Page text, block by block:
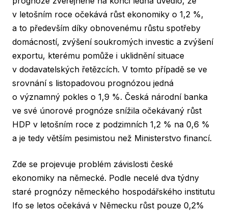
v letošním roce očekává růst ekonomiky o 1,2 %,
a to především díky obnovenému růstu spotřeby
domácností, zvýšení soukromých investic a zvýšení
exportu, kterému pomůže i uklidnění situace
v dodavatelských řetězcích. V tomto případě se ve
srovnání s listopadovou prognózou jedná
o významný pokles o 1,9 %. Česká národní banka
ve své únorové prognóze snížila očekávaný růst
HDP v letošním roce z podzimních 1,2 % na 0,6 %
a je tedy větším pesimistou než Ministerstvo financí.
Zde se projevuje problém závislosti české
ekonomiky na německé. Podle necelé dva týdny
staré prognózy německého hospodářského institutu
Ifo se letos očekává v Německu růst pouze 0,2%